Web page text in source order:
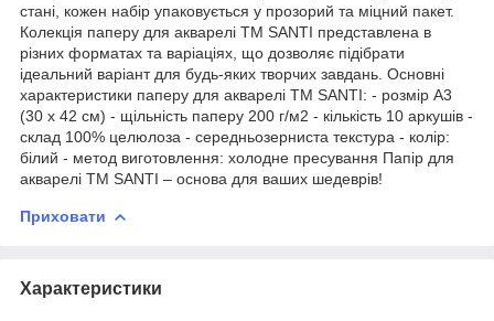
стані, кожен набір упаковується у прозорий та міцний пакет.
Колекція паперу для акварелі ТМ SANTI представлена в
різних форматах та варіаціях, що дозволяє підібрати
ідеальний варіант для будь-яких творчих завдань. Основні
характеристики паперу для акварелі ТМ SANTI: - розмір А3
(30 х 42 см) - щільність паперу 200 г/м2 - кількість 10 аркушів -
склад 100% целюлоза - середньозерниста текстура - колір:
білий - метод виготовлення: холодне пресування Папір для
акварелі ТМ SANTI – основа для ваших шедеврів!
Приховати
Характеристики